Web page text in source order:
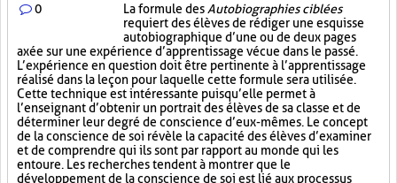
0 La formule des Autobiographies ciblées
requiert des élèves de rédiger une esquisse
autobiographique d’une ou de deux pages
axée sur une expérience d’apprentissage vécue dans le passé.
L’expérience en question doit être pertinente à l’apprentissage
réalisé dans la leçon pour laquelle cette formule sera utilisée.
Cette technique est intéressante puisqu’elle permet à
l’enseignant d’obtenir un portrait des élèves de sa classe et de
déterminer leur degré de conscience d’eux-mêmes. Le concept
de la conscience de soi révèle la capacité des élèves d’examiner
et de comprendre qui ils sont par rapport au monde qui les
entoure. Les recherches tendent à montrer que le
développement de la conscience de soi est lié aux processus